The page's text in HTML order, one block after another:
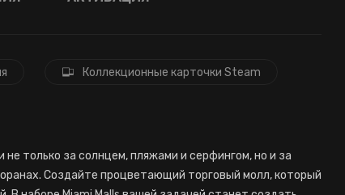
Коллекционные карточки Steam
только за солнцем, пляжами и серфингом, но и за
Создайте процветающий торговый молл, который